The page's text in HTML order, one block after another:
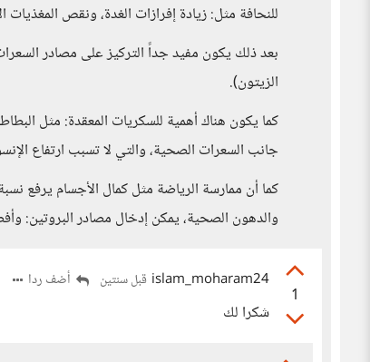
للنحافة مثل: زيادة إفرازات الغدة، ونقص
بعد ذلك يكون مفيد جداً التركيز على مصادر
الزيتون).
كما يكون هناك أهمية للسكريات المعقدة: مثل
جانب السعرات الصحية، والتي لا تسبب ارتفاع
كما أن ممارسة الرياضة مثل كمال الأجسام يرفع
والدهون الصحية، يمكن إدخال مصادر البروتين:
1
islam_moharam24 قبل سنتين أضف ردا
شكرا لك